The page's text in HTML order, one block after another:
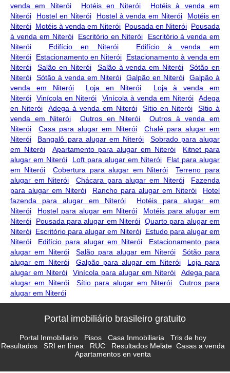
venda em Niterói
Hotéis en Niterói
Hotéis à venda em
Niterói
Hostel en Niterói Hostel à venda em Niterói
Motéis en
Niterói Motéis à venda em Niterói Pousada en Niterói Pousada
à venda em Niterói
Escritório en Niterói
Escritório à venda em
Niterói
Edifício en Niterói
Edifício à venda em
Niterói
Estacionamento en Niterói
Estacionamento à venda em
Niterói
Salão en Niterói Salão à venda em Niterói
Sótão en
Niterói
Sótão à venda em Niterói Galpão en Niterói
Galpão à
venda em Niterói
Loja en Niterói
Loja à venda em
Niterói
Vinícola en Niterói Vinícola à venda em Niterói
Adega
en Niterói
Adega à venda em Niterói Sítio en Niterói
Sítio à
venda em Niterói
Outros en Niterói
Outros à venda em
Niterói
Casa para alugar em Niterói
Chalé para alugar em
Niterói
Bangalô para alugar em Niterói
Sobrado para alugar
em Niterói
Apartamento para alugar em Niterói
Kitnet para
alugar em Niterói
Loft para alugar em Niterói
Flat para alugar
em Niterói
Cobertura para alugar em Niterói
Terreno para
alugar em Niterói
Chácara para alugar em Niterói
Fazenda
para alugar em Niterói
Rancho para alugar em Niterói
Hotel
fazenda para alugar em Niterói
Hotéis para alugar em
Niterói
Hostel para alugar em Niterói
Motéis para alugar em
Niterói
Pousada para alugar em Niterói Quarto para alugar em
Niterói Escritório para alugar em Niterói Estudo para alugar em
Niterói
Edifício para alugar em Niterói
Estacionamento para
alugar em Niterói
Salão para alugar em Niterói
Sótão para
alugar em Niterói
Galpão para alugar em Niterói
Loja para
alugar em Niterói
Vinícola para alugar em Niterói
Adega para
alugar em Niterói
Sítio para alugar em Niterói
Outros para
alugar em Niterói
Portal imobiliário brasileiro gratuito
Portal Inmobiliario Pisos Casa Inmobiliaria
Tris de hoy
Resultados
SRI en línea RUC Resultados Melate Casas a venda
Apartamentos en venta